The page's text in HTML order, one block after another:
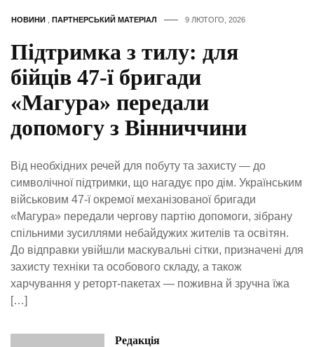
НОВИНИ ПАРТНЕРСЬКИЙ МАТЕРІАЛ 9 ЛЮТОГО, 2026
Підтримка з тилу: для
бійців 47-ї бригади
«Магура» передали
допомогу з Вінниччини
Від необхідних речей для побуту та захисту — до
символічної підтримки, що нагадує про дім. Українським
військовим 47-ї окремої механізованої бригади
«Магура» передали чергову партію допомоги, зібрану
спільними зусиллями небайдужих жителів та освітян.
До відправки увійшли маскувальні сітки, призначені для
захисту техніки та особового складу, а також
харчування у реторт-пакетах — поживна й зручна їжа
[…]
Редакція